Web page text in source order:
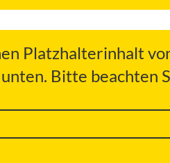
Platzhalterinhalt
Bitte beachten